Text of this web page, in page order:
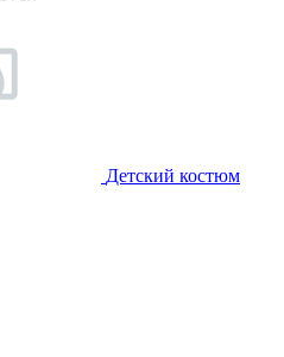
Детский костюм